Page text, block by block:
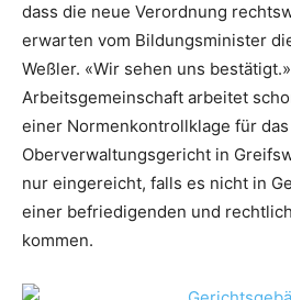
dass die neue Verordnung
erwarten vom Bildungsminister
Weßler. «Wir sehen uns
Arbeitsgemeinschaft arbeitet
einer Normenkontrollklage für das
Oberverwaltungsgericht in
nur eingereicht, falls es nicht in
einer befriedigenden und
kommen.